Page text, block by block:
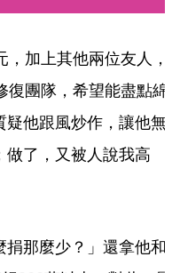
加上其他兩位友人，
團隊，希望能盡點綿
他跟風炒作，讓他無
了，又被人說我高
那麼少？」還拿他和